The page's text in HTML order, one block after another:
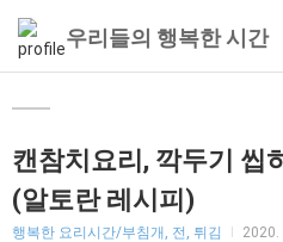
우리들의 행복한 시간
캔참치요리, 깍두기 씹
(알토란 레시피)
행복한 요리시간/부침개, 전, 튀김 2020.